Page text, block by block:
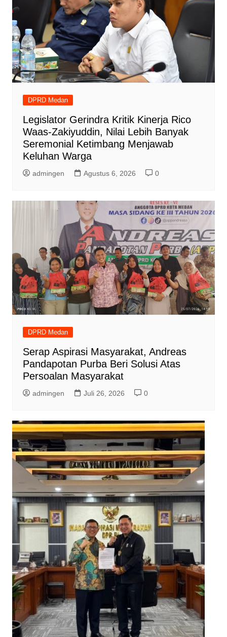
DPRD Medan
Legislator Gerindra Kritik Kinerja Rico
Waas-Zakiyuddin, Nilai Lebih Banyak
Seremonial Ketimbang Menjawab
Keluhan Warga
admingen Agustus 6, 2026 0
DPRD Medan
Serap Aspirasi Masyarakat, Andreas
Pandapotan Purba Beri Solusi Atas
Persoalan Masyarakat
admingen Juli 26, 2026 0